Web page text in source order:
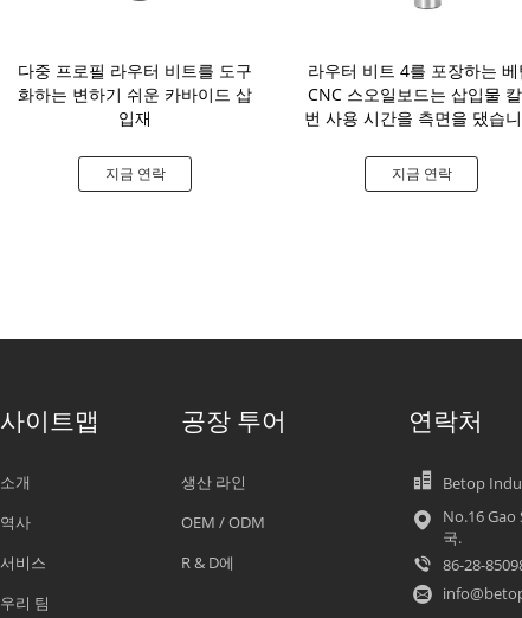
다중 프로필 라우터 비트를 도구
화하는 변하기 쉬운 카바이드 삽
입재
지금 연락
라우터 비트 4를 포장하는
CNC 스오일보드는 삽입물
번 사용 시간을 측면을 댔습
지금 연락
사이트맵
소개
역사
서비스
우리 팀
공장 투어
생산 라인
OEM / ODM
R & D에
연락처
Betop
No.16 Gao
국.
86-28-